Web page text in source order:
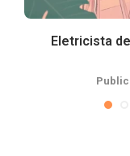
Eletricista